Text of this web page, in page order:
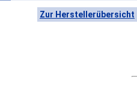
Zur Herstellerübersicht